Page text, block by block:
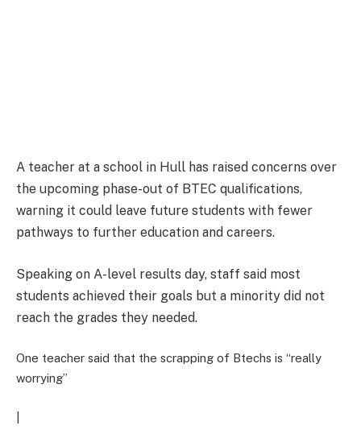
A teacher at a school in Hull has raised concerns over
the upcoming phase-out of BTEC qualifications,
warning it could leave future students with fewer
pathways to further education and careers.
Speaking on A-level results day, staff said most
students achieved their goals but a minority did not
reach the grades they needed.
One teacher said that the scrapping of Btechs is “really
worrying”